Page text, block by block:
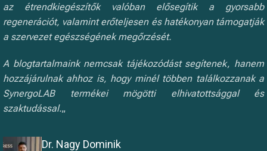
az étrendkiegészítők valóban elősegítik a gyorsabb
regenerációt, valamint erőteljesen és hatékonyan támogatják
a szervezet egészségének megőrzését.
A blogtartalmaink nemcsak tájékozódást segítenek, hanem
hozzájárulnak ahhoz is, hogy minél többen találkozzanak a
SynergoLAB termékei mögötti elhivatottsággal és
szaktudással.„
Dr. Nagy Dominik